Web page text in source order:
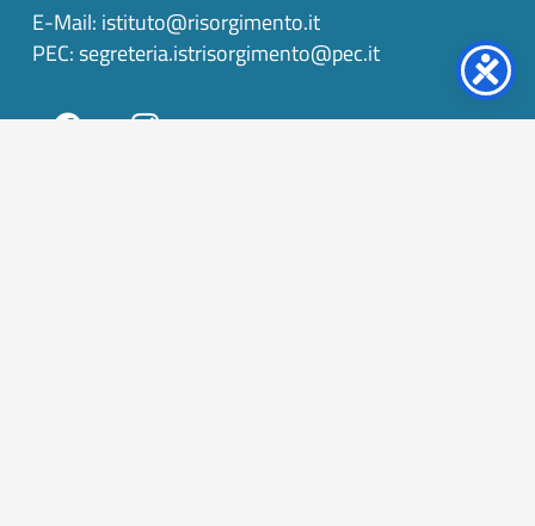
E-Mail: istituto@risorgimento.it
PEC:segreteria.istrisorgimento@pec.it